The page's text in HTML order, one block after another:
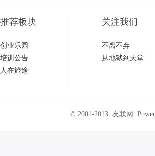
推荐板块
创业乐园
培训公告
人在旅途
关注我们
不离不弃
从地狱到天堂
© 2001-2013 友联网